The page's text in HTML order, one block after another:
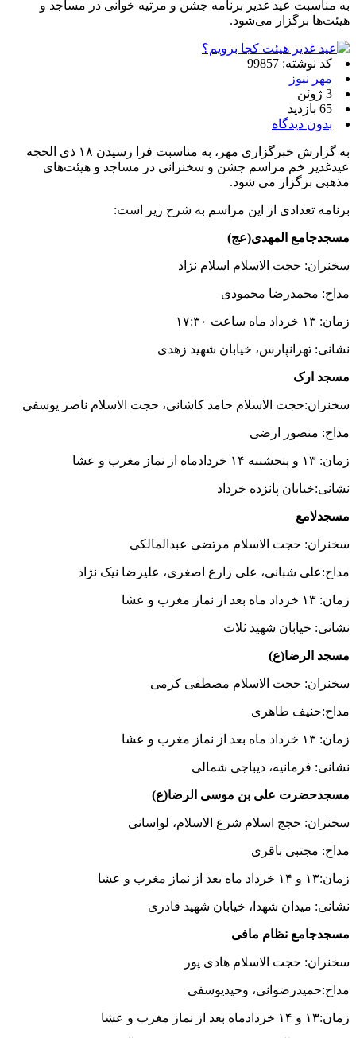
به مناسبت عید غدیر برنامه جشن و مرثیه خوانی در مساجد و
هیئت‌ها برگزار می‌شود.
کد نوشته: 99857
مهر نیوز
3 ژوئن
65 بازدید
بدون دیدگاه
به گزارش خبرگزاری مهر، به مناسبت فرا رسیدن ۱۸ ذی الحجه
عیدغدیر خم مراسم جشن و سخنرانی در مساجد و هیئت‌های
مذهبی برگزار می شود.
برنامه تعدادی از این مراسم به شرح زیر است:
مسجدجامع المهدی(عج)
سخنران: حجت الاسلام اسلام نژاد
مداح: محمدرضا محمودی
زمان: ۱۳ خرداد ماه ساعت ۱۷:۳۰
نشانی: تهرانپارس، خیابان شهید زهدی
مسجد ارک
سخنران:حجت الاسلام حامد کاشانی، حجت الاسلام ناصر یوسفی
مداح: منصور ارضی
زمان: ۱۳ و پنجشنبه ۱۴ خردادماه از نماز مغرب و عشا
نشانی:خیابان پانزده خرداد
مسجدلامع
سخنران: حجت الاسلام مرتضی عبدالمالکی
مداح:علی شبانی، علی زارع اصغری، علیرضا نیک نژاد
زمان: ۱۳ خرداد ماه بعد از نماز مغرب و عشا
نشانی: خیابان شهید ثلاث
مسجد الرضا(ع)
سخنران: حجت الاسلام مصطفی کرمی
مداح:حنیف طاهری
زمان: ۱۳ خرداد ماه بعد از نماز مغرب و عشا
نشانی: فرمانیه، دیباجی شمالی
مسجدحضرت علی بن موسی الرضا(ع)
سخنران: حجج اسلام شرع الاسلام، لواسانی
مداح: مجتبی باقری
زمان:۱۳ و ۱۴ خرداد ماه بعد از نماز مغرب و عشا
نشانی: میدان شهدا، خیابان شهید قادری
مسجدجامع نظام مافی
سخنران: حجت الاسلام هادی پور
مداح:حمیدرضوانی، وحیدیوسفی
زمان:۱۳ و ۱۴ خردادماه بعد از نماز مغرب و عشا